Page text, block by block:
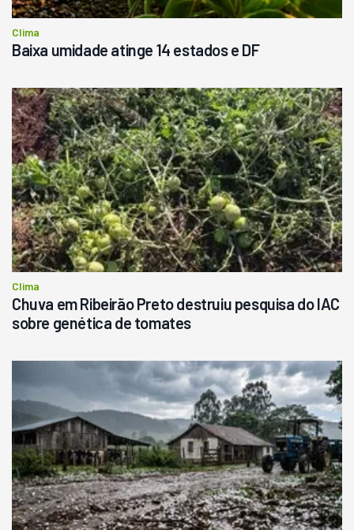
Clima
Baixa umidade atinge 14 estados e DF
Clima
Chuva em Ribeirão Preto destruiu pesquisa do IAC
sobre genética de tomates